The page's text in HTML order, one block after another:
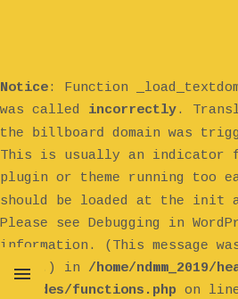
Notice: Function
was called incorrectly.
the billboard domain was
This is usually an indicator
plugin or theme running too
should be loaded at the init
Please see Debugging in
information. (This message
6.7.0.) in /home/ndmm_2019/
includes/functions.php on